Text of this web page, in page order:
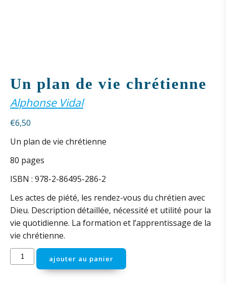
Un plan de vie chrétienne
Alphonse Vidal
€6,50
Un plan de vie chrétienne
80 pages
ISBN : 978-2-86495-286-2
Les actes de piété, les rendez-vous du chrétien avec
Dieu. Description détaillée, nécessité et utilité pour la
vie quotidienne. La formation et l’apprentissage de la
vie chrétienne.
quantité
de
ajouter au panier